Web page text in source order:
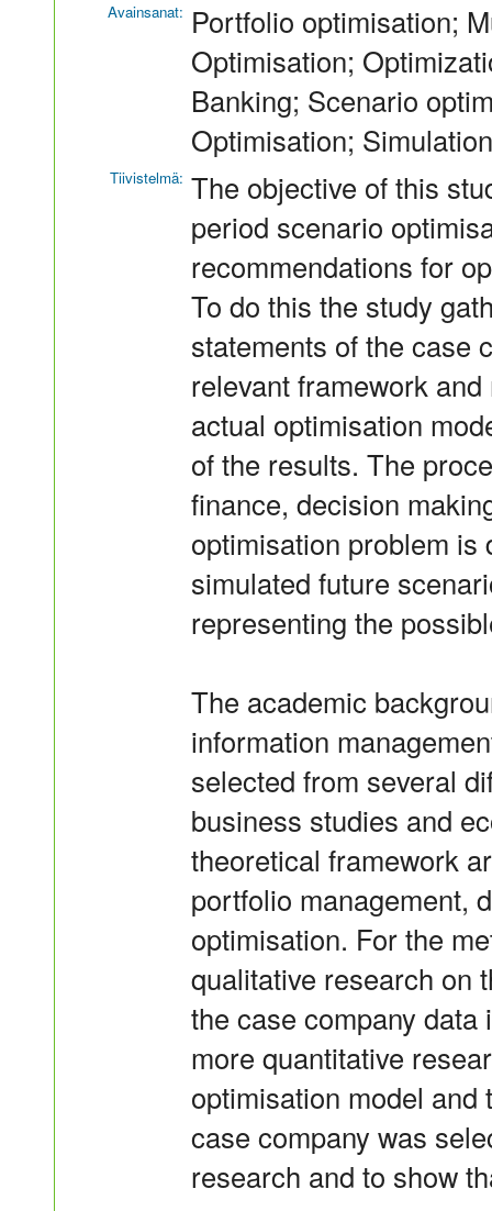
Avainsanat: Portfolio optimisation;
Optimisation;
Banking; Scenario
Optimisation; Simulation
Tiivistelmä: The objective of this
period scenario
recommendations for
To do this the study
statements of the case
relevant framework
actual optimisation
of the results. The
finance, decision
optimisation problem is
simulated future
representing the
The academic
information
selected from several
business studies and
theoretical framework
portfolio management,
optimisation. For the
qualitative research on
the case company
more quantitative
optimisation model
case company was
research and to show